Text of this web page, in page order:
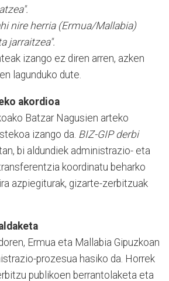
nire herria (Ermua/Mallabia)
jarraitzea".
izango ez diren arren, azken
lagunduko dute.
akordioa
Batzar Nagusien arteko
izango da. BIZ-GIP derbi
bi aldundiek administrazio- eta
koordinatu beharko
azpiegiturak, gizarte-zerbitzuak
Ermua eta Mallabia Gipuzkoan
prozesua hasiko da. Horrek
publikoen berrantolaketa eta